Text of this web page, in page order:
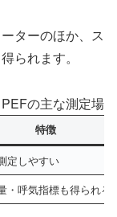
ターのほか、ス
られます。
PEFの主な測定場面
特徴
定しやすい
呼気指標も得られる